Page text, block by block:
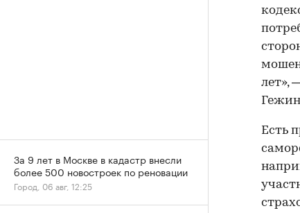
лет»,
Есть
За 9 лет в Москве в кадастр внесли
более 500 новостроек по реновации
Город, 06 авг, 12:25